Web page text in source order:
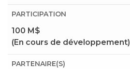
PARTICIPATION
100 M$
(En cours de développement)
PARTENAIRE(S)